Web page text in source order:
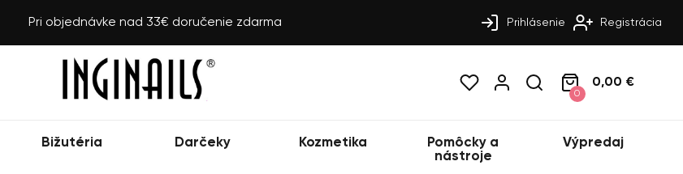
Pri objednávke nad 33€ doručenie zdarma Prihlásenie Registrácia
0
0,00 €
Bižutéria Darčeky Kozmetika
Pomôcky a
nástroje
Výpredaj